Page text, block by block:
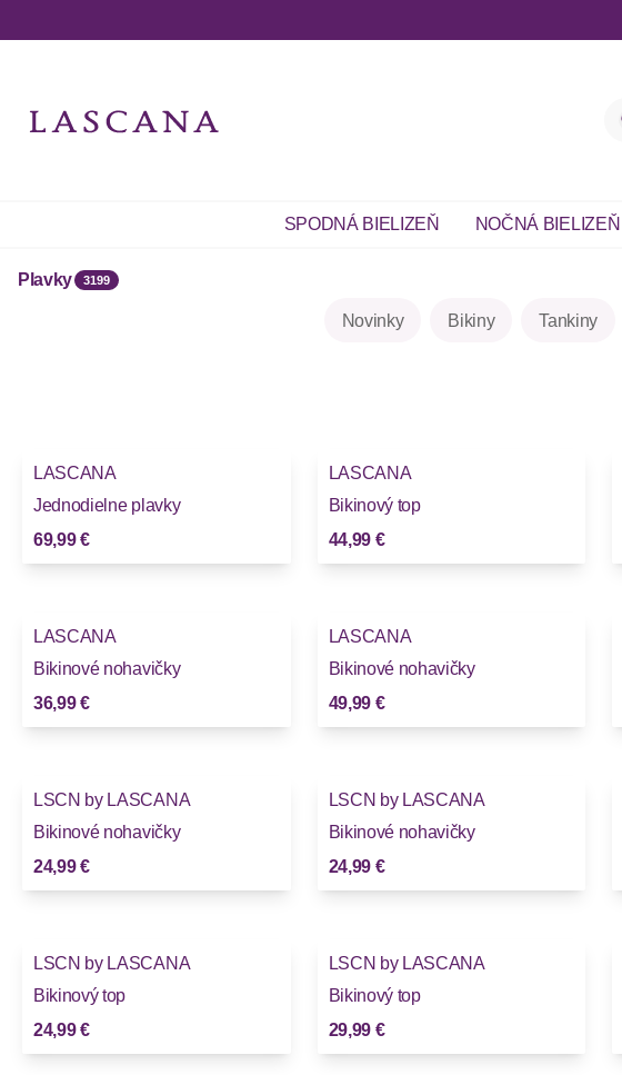
SPODNÁ BIELIZEŇ NOČNÁ BIELIZEŇ
Plavky 3199
Novinky Bikiny Tankiny
LASCANA
Jednodielne plavky
69,99 €
LASCANA
Bikinový top
44,99 €
LASCANA
Bikinové nohavičky
36,99 €
LASCANA
Bikinové nohavičky
49,99 €
LSCN by LASCANA
Bikinové nohavičky
24,99 €
LSCN by LASCANA
Bikinové nohavičky
24,99 €
LSCN by LASCANA
Bikinový top
24,99 €
LSCN by LASCANA
Bikinový top
29,99 €